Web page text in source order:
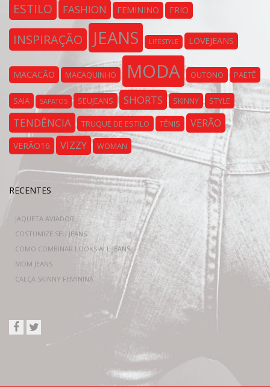
ESTILO FASHION FEMININO FRIO
INSPIRAÇÃO JEANS LIFESTYLE LOVEJEANS
MACACÃO MACAQUINHO MODA OUTONO PAETÊ
SAIA SAPATOS SEUJEANS SHORTS SKINNY STYLE
TENDÊNCIA TRUQUE DE ESTILO TÊNIS VERÃO
VERÃO16 VIZZY WOMAN
RECENTES
JAQUETA AVIADOR
COSTUMIZE SEU JEANS
COMO COMBINAR LOOKS ALL JEANS
MOM JEANS
CALÇA SKINNY FEMININA